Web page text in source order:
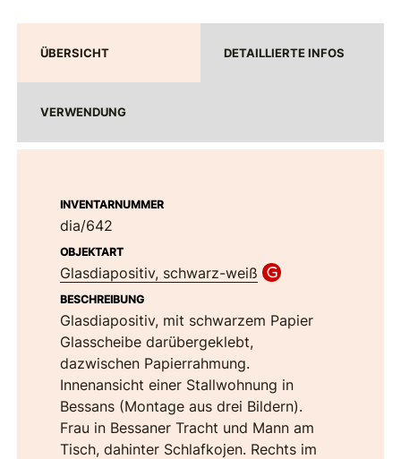
ÜBERSICHT DETAILLIERTE INFOS
VERWENDUNG
INVENTARNUMMER
dia/642
OBJEKTART
Glasdiapositiv, schwarz-weiß
BESCHREIBUNG
Glasdiapositiv, mit schwarzem Papier
Glasscheibe darübergeklebt,
dazwischen Papierrahmung.
Innenansicht einer Stallwohnung in
Bessans (Montage aus drei Bildern).
Frau in Bessaner Tracht und Mann am
Tisch, dahinter Schlafkojen. Rechts im